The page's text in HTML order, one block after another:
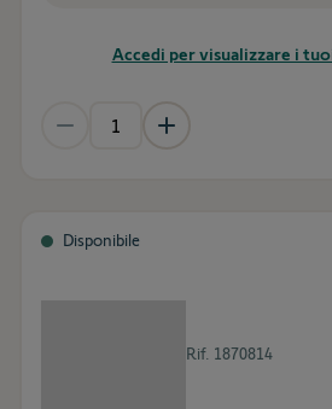
Accedi per visualizzare i
Disponibile
Rif. 1870814